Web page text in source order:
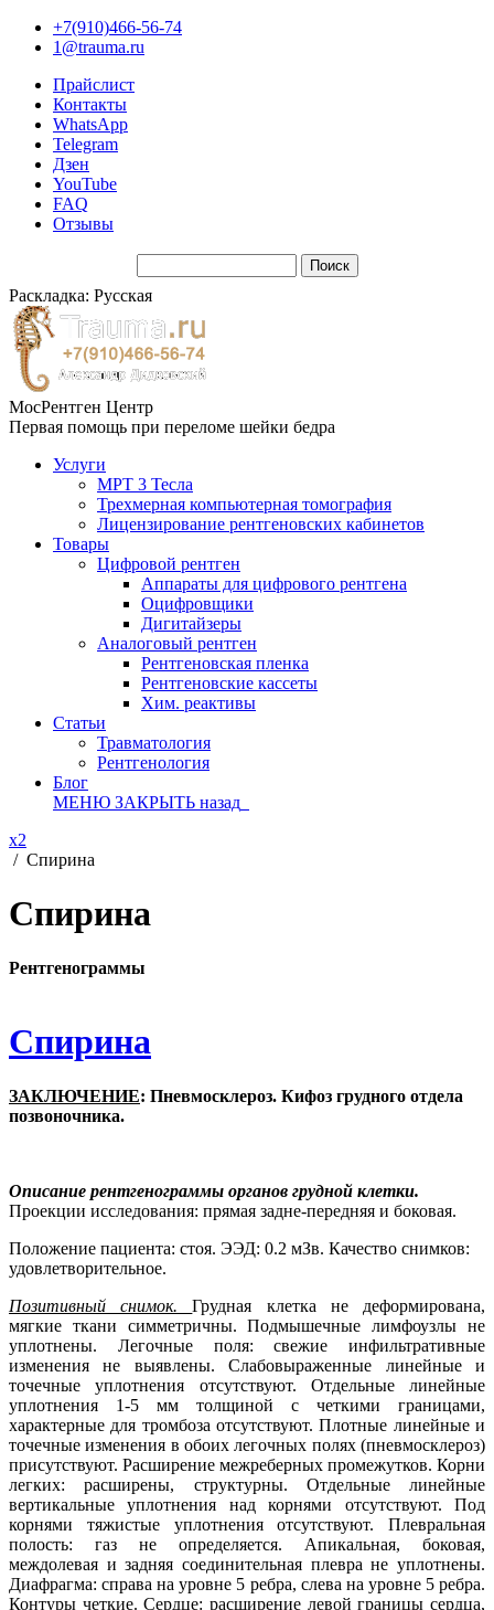
+7(910)466-56-74
1@trauma.ru
Прайслист
Контакты
WhatsApp
Telegram
Дзен
YouTube
FAQ
Отзывы
Раскладка: Русская
МосРентген Центр
Первая помощь при переломе шейки бедра
Услуги
МРТ 3 Тесла
Трехмерная компьютерная томография
Лицензирование рентгеновских кабинетов
Товары
Цифровой рентген
Аппараты для цифрового рентгена
Оцифровщики
Дигитайзеры
Аналоговый рентген
Рентгеновская пленка
Рентгеновские кассеты
Хим. реактивы
Статьи
Травматология
Рентгенология
Блог
МЕНЮ ЗАКРЫТЬ назад
x2
/ Спирина
Спирина
Рентгенограммы
Спирина
ЗАКЛЮЧЕНИЕ: Пневмосклероз. Кифоз грудного отдела
позвоночника.
Описание рентгенограммы органов грудной клетки.
Проекции исследования: прямая задне-передняя и боковая.
Положение пациента: стоя. ЭЭД: 0.2 мЗв. Качество снимков:
удовлетворительное.
Позитивный снимок.Грудная клетка не деформирована,
мягкие ткани симметричны. Подмышечные лимфоузлы не
уплотнены. Легочные поля: свежие инфильтративные
изменения не выявлены. Слабовыраженные линейные и
точечные уплотнения отсутствуют. Отдельные линейные
уплотнения 1-5 мм толщиной с четкими границами,
характерные для тромбоза отсутствуют. Плотные линейные и
точечные изменения в обоих легочных полях (пневмосклероз)
присутствуют. Расширение межреберных промежутков. Корни
легких: расширены, структурны. Отдельные линейные
вертикальные уплотнения над корнями отсутствуют. Под
корнями тяжистые уплотнения отсутствуют. Плевральная
полость: газ не определяется. Апикальная, боковая,
междолевая и задняя соединительная плевра не уплотнены.
Диафрагма: справа на уровне 5 ребра, слева на уровне 5 ребра.
Контуры четкие. Сердце: расширение левой границы сердца,